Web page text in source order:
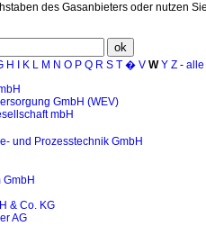
des Gasanbieters oder nutzen
H K L M N O P Q R S T � V W Y Z - alle
GmbH (WEV)
mbH
und Prozesstechnik GmbH
GmbH
& Co. KG
AG